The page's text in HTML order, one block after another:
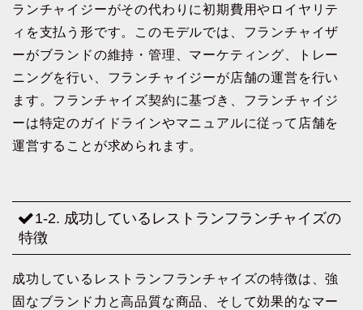
ランチャイジーがその代わりに初期費用やロイヤリテ
ィを支払う形です。このモデルでは、フランチャイザ
ーがブランドの維持・管理、マーケティング、トレー
ニングを行い、フランチャイジーが店舗の運営を行い
ます。フランチャイズ契約に基づき、フランチャイジ
ーは特定のガイドラインやマニュアルに従って店舗を
運営することが求められます。
1-2. 成功しているレストランフランチャイズの
特徴
成功しているレストランフランチャイズの特徴は、強
固なブランド力と高品質な商品、そして効果的なマー